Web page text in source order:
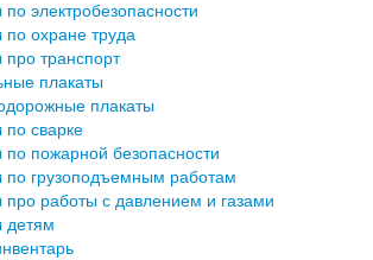
электробезопасности
по охране труда
про транспорт
плакаты
плакаты
по сварке
по пожарной безопасности
по грузоподъемным работам
про работы с давлением и газами
детям